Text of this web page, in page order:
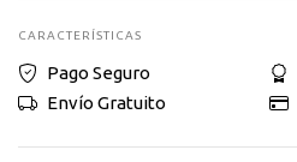
CARACTERÍSTICAS
Pago Seguro
Envío Gratuito